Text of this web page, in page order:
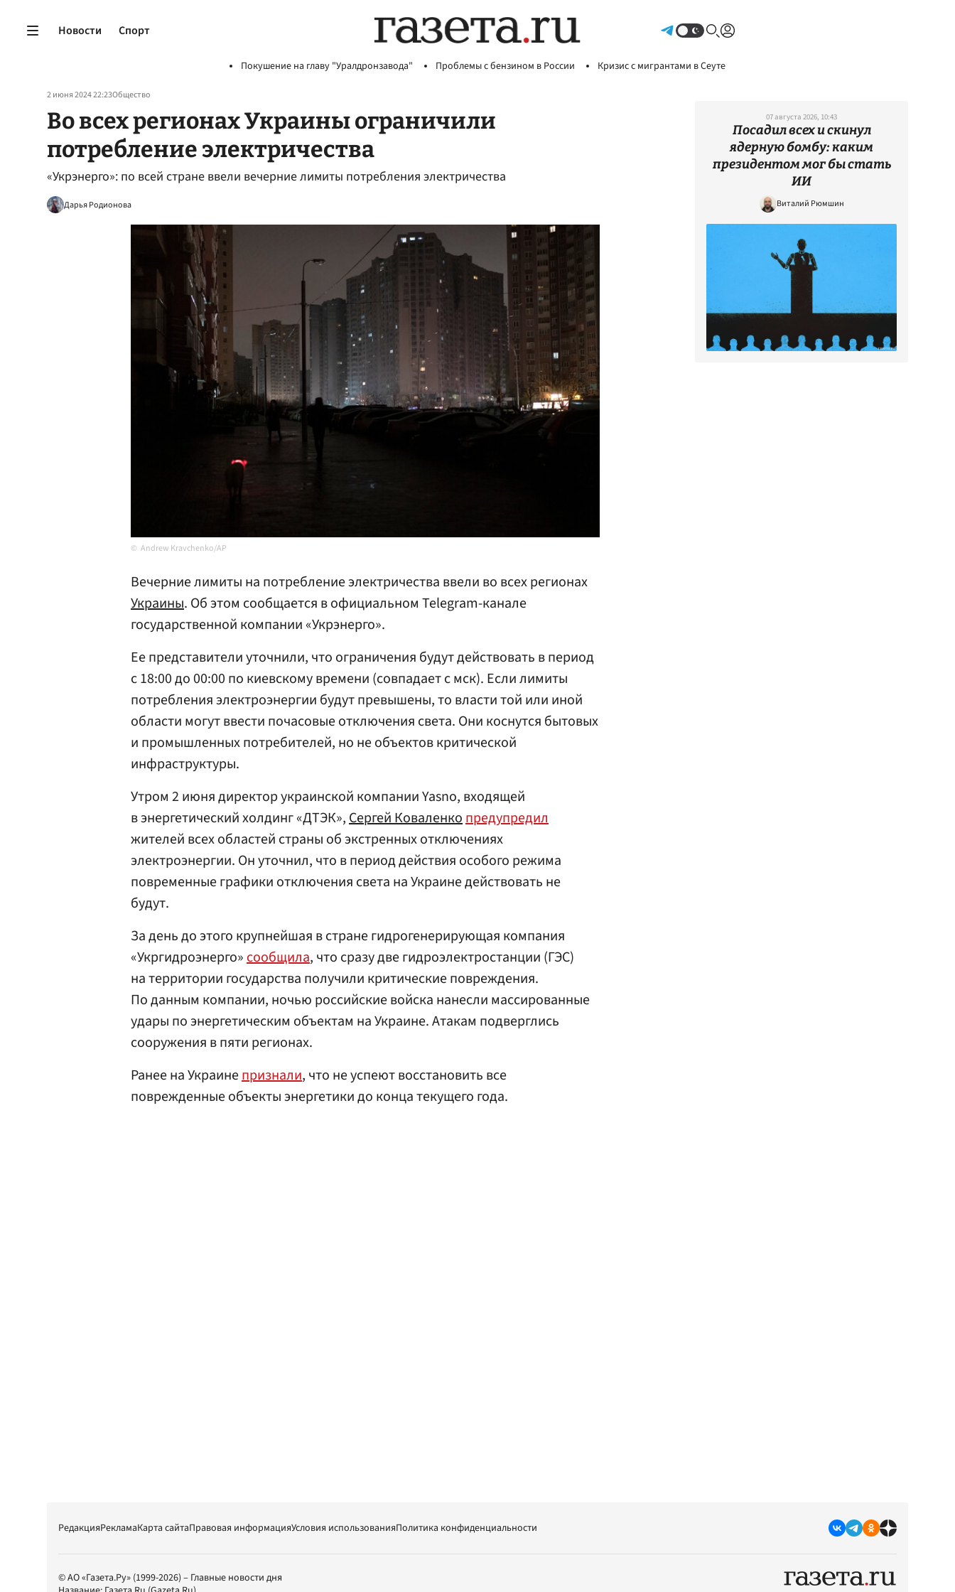
Новости Спорт
Покушение на главу "Уралдронзавода" Проблемы с бензином в России Кризис с мигрантами в Сеуте
2 июня 2024 22:23Общество
Во всех регионах Украины ограничили
потребление электричества
«Укрэнерго»: по всей стране ввели вечерние лимиты потребления электричества
Дарья Родионова
Andrew Kravchenko/AP
Вечерние лимиты на потребление электричества ввели во всех регионах
Украины. Об этом сообщается в официальном Telegram-канале
государственной компании «Укрэнерго».
Ее представители уточнили, что ограничения будут действовать в период
с 18:00 до 00:00 по киевскому времени (совпадает с мск). Если лимиты
потребления электроэнергии будут превышены, то власти той или иной
области могут ввести почасовые отключения света. Они коснутся бытовых
и промышленных потребителей, но не объектов критической
инфраструктуры.
Утром 2 июня директор украинской компании Yasno, входящей
в энергетический холдинг «ДТЭК»,Сергей Коваленкопредупредил
жителей всех областей страны об экстренных отключениях
электроэнергии. Он уточнил, что в период действия особого режима
повременные графики отключения света на Украине действовать не
будут.
За день до этого крупнейшая в стране гидрогенерирующая компания
«Укргидроэнерго»сообщила, что сразу две гидроэлектростанции (ГЭС)
на территории государства получили критические повреждения.
По данным компании, ночью российские войска нанесли массированные
удары по энергетическим объектам на Украине. Атакам подверглись
сооружения в пяти регионах.
Ранее на Украинепризнали, что не успеют восстановить все
поврежденные объекты энергетики до конца текущего года.
07 августа 2026, 10:43
Посадил всех и скинул
ядерную бомбу: каким
президентом мог бы стать
ИИ
Виталий Рюмшин
РедакцияРекламаКарта сайтаПравовая информацияУсловия использованияПолитика конфиденциальности
© АО «Газета.Ру» (1999-2026) – Главные новости дня